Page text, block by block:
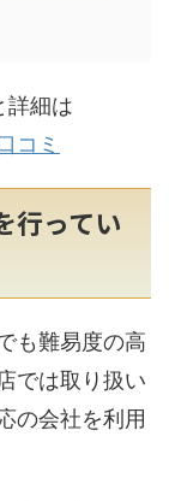
詳細は
コミ
行ってい
も難易度の高
では取り扱い
の会社を利用